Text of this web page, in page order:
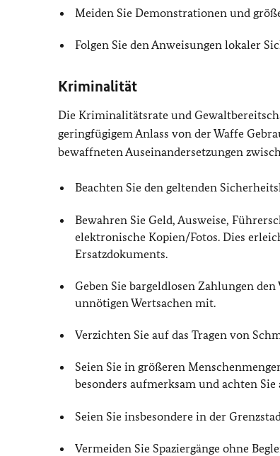
Meiden Sie Demonstrationen und
Folgen Sie den Anweisungen lokaler
Kriminalität
Die Kriminalitätsrate und
geringfügigem Anlass von der Waffe
bewaffneten Auseinandersetzungen
Beachten Sie den geltenden
Bewahren Sie Geld, Ausweise,
elektronische Kopien/Fotos. Dies
Ersatzdokuments.
Geben Sie bargeldlosen Zahlungen
unnötigen Wertsachen mit.
Verzichten Sie auf das Tragen von
Seien Sie in größeren
besonders aufmerksam und achten
Seien Sie insbesondere in der
Vermeiden Sie Spaziergänge ohne